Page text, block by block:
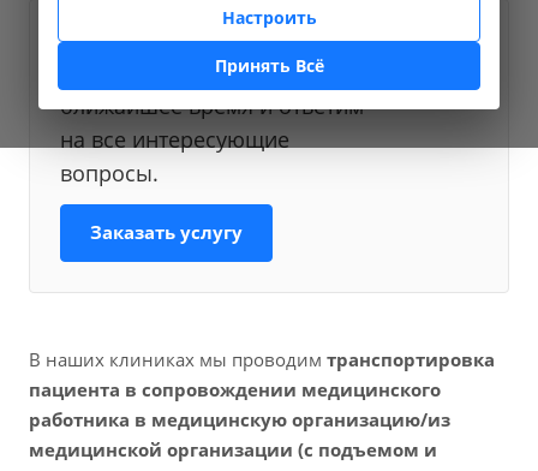
Оформите заявку на сайте,
мы свяжемся с вами в
ближайшее время и ответим
на все интересующие
вопросы.
3000 ₽
Заказать услугу
В наших клиниках мы проводим транспортировка
пациента в сопровождении медицинского
работника в медицинскую организацию/из
медицинской организации (с подъемом и
Настроить
Принять Всё